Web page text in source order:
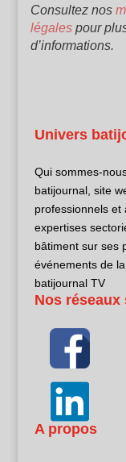
Consultez nos
légales pour
d’informations.
Univers
Qui sommes-
batijournal, site
professionnels et
expertises
bâtiment sur ses
événements de
batijournal TV
Nos réseaux
A propos